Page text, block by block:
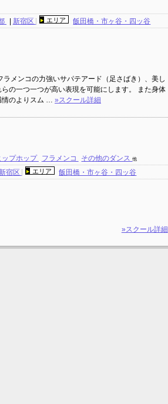
新宿区 エリア 飯田橋・市ヶ谷・四ッ谷
メンコの力強いサパテアード（足さばき）、美し
の一つ一つが高い表現を可能にします。 また身体
のよりスム … »スクール詳細
ップホップ フラメンコ その他のダンス他
新宿区 エリア 飯田橋・市ヶ谷・四ッ谷
»スクール詳細